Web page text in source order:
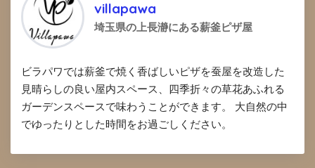
villapawa
埼玉県の上長瀞にある薪釜ピザ屋
ビラパワでは薪釜で焼く香ばしいピザを蚕屋を改造した
見晴らしの良い屋内スペース、四季折々の草花あふれる
ガーデンスペースで味わうことができます。 大自然の中
でゆったりとした時間をお過ごしください。